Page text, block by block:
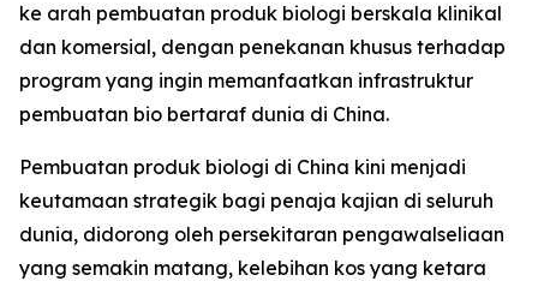
ke arah pembuatan produk biologi berskala klinikal
dan komersial, dengan penekanan khusus terhadap
program yang ingin memanfaatkan infrastruktur
pembuatan bio bertaraf dunia di China.
Pembuatan produk biologi di China kini menjadi
keutamaan strategik bagi penaja kajian di seluruh
dunia, didorong oleh persekitaran pengawalseliaan
yang semakin matang, kelebihan kos yang ketara